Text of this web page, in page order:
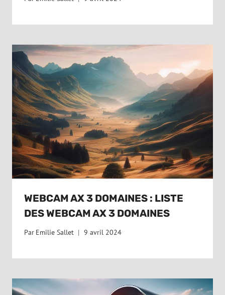
WEBCAM AX 3 DOMAINES : LISTE
DES WEBCAM AX 3 DOMAINES
Par Emilie Sallet 9 avril 2024